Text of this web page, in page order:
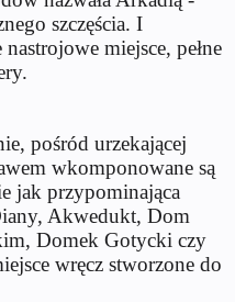
szczęścia. I
miejsce, pełne
pośród urzekającej
wkomponowane są
jak przypominająca
Akwedukt, Dom
Domek Gotycki czy
wręcz stworzone do